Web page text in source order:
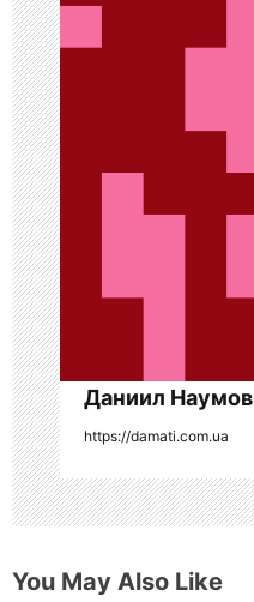
я
п
о
з
а
п
и
с
я
м
Даниил Наумов
https://damati.com.ua
You May Also Like